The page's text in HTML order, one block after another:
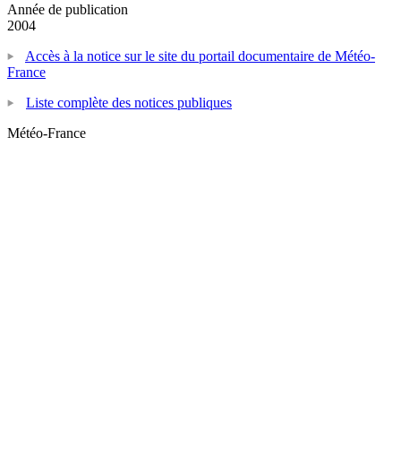
Année de publication
2004
Accès à la notice sur le site du portail documentaire de Météo-
France
Liste complète des notices publiques
Météo-France